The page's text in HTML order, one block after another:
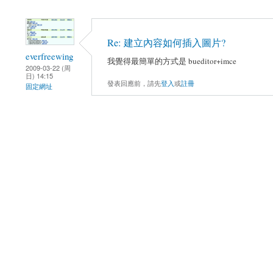
everfreewing
2009-03-22 (周
日) 14:15
固定網址
Re: 建立內容如何插入圖片?
我覺得最簡單的方式是 bueditor+imce
發表回應前，請先登入或註冊